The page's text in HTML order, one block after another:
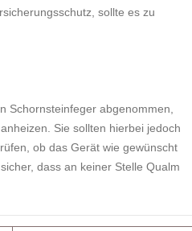
sollte es zu
Schornsteinfeger abgenommen,
Sie sollten hierbei jedoch
ob das Gerät wie gewünscht
dass an keiner Stelle Qualm